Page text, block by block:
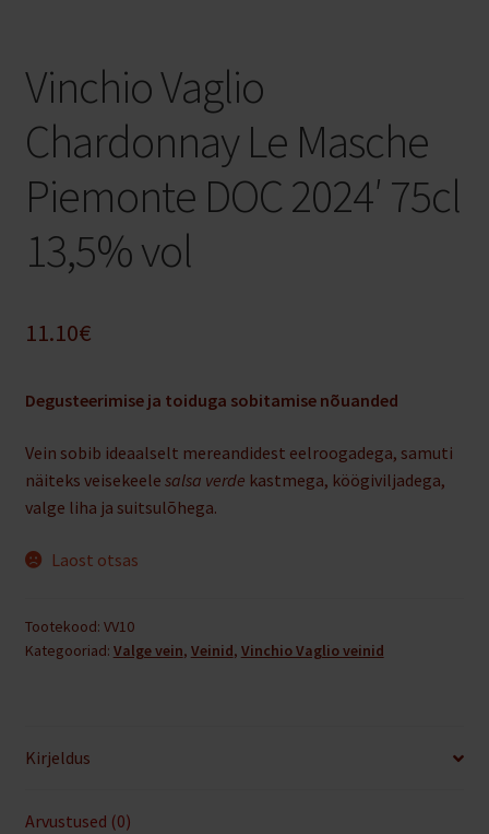
Vinchio Vaglio
Chardonnay Le Masche
Piemonte DOC 2024′ 75cl
13,5% vol
11.10€
Degusteerimise ja toiduga sobitamise nõuanded
Vein sobib ideaalselt mereandidest eelroogadega, samuti
näiteks veisekeele salsa verde kastmega, köögiviljadega,
valge liha ja suitsulõhega.
Laost otsas
Tootekood: VV10
Kategooriad: Valge vein, Veinid, Vinchio Vaglio veinid
Kirjeldus
Arvustused (0)